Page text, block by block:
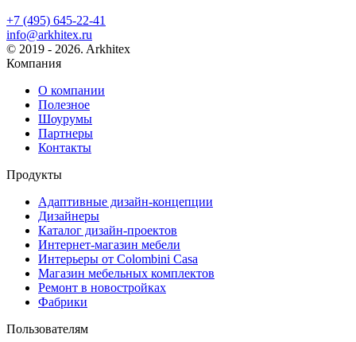
+7 (495) 645-22-41
info@arkhitex.ru
© 2019 - 2026. Arkhitex
Компания
О компании
Полезное
Шоурумы
Партнеры
Контакты
Продукты
Адаптивные дизайн-концепции
Дизайнеры
Каталог дизайн-проектов
Интернет-магазин мебели
Интерьеры от Colombini Casa
Магазин мебельных комплектов
Ремонт в новостройках
Фабрики
Пользователям